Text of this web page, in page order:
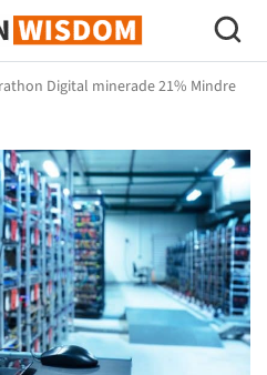
Wisdom
Digital minerade 21% Mindre